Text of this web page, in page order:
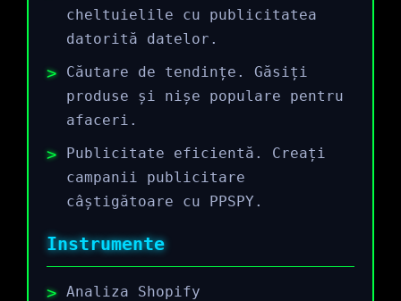
cheltuielile cu publicitatea
datorită datelor.
Căutare de tendințe. Găsiți
produse și nișe populare pentru
afaceri.
Publicitate eficientă. Creați
campanii publicitare
câștigătoare cu PPSPY.
Instrumente
Analiza Shopify